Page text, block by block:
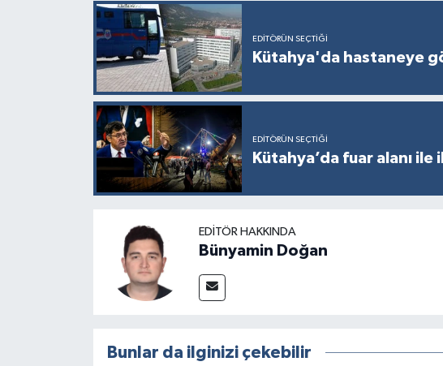
EDITÖRÜN SEÇTIĞI
Kütahya'da hastaneye
EDITÖRÜN SEÇTIĞI
Kütahya’da fuar alanı
EDITÖR HAKKINDA
Bünyamin Doğan
Bunlar da ilginizi çekebilir